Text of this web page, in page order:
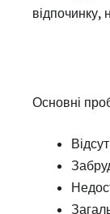
відпочинку,
Основні